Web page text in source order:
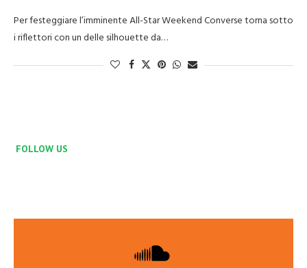
Per festeggiare l’imminente All-Star Weekend Converse torna sotto
i riflettori con un delle silhouette da…
FOLLOW US